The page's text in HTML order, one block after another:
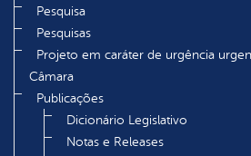
Pesquisa
Pesquisas
Projeto em caráter de urgência
Câmara
Publicações
Dicionário Legislativo
Notas e Releases